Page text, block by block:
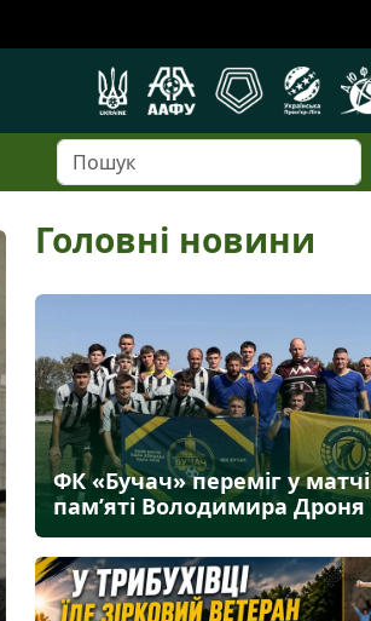
Головні новини
ФК «Бучач» переміг у матчі
пам’яті Володимира Дроня